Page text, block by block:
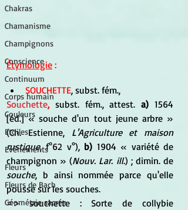
Chakras
Chamanisme
Champignons
Conscience
Continuum
Corps humain
Couleurs
Etoiles
Evénements
Fleurs
Fleurs de Bach
Géométrie sacrée
Étymologie :
SOUCHETTE, subst. fém.,
Souchette, subst. fém., attest. a) 1564
[éd.] « souche d'un tout jeune arbre »
(Ch. Estienne, L'Agriculture et maison
rustique, f°62 v°), b) 1904 « variété de
champignon » (Nouv. Lar. ill.
souche, b ainsi nommée parce qu'elle
pousse sur les souches.
=> souchette : Sorte de collybie